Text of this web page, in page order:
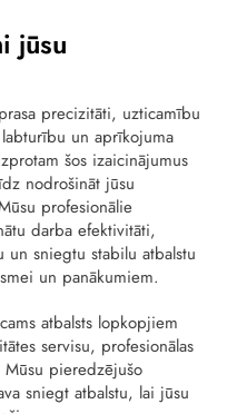
jūsu
precizitāti, uzticamību
un aprīkojuma
šos izaicinājumus
nodrošināt jūsu
profesionālie
darba efektivitāti,
un sniegtu stabilu atbalstu
un panākumiem.
atbalsts lopkopjiem
servisu, profesionālas
pieredzējušo
sniegt atbalstu, lai jūsu